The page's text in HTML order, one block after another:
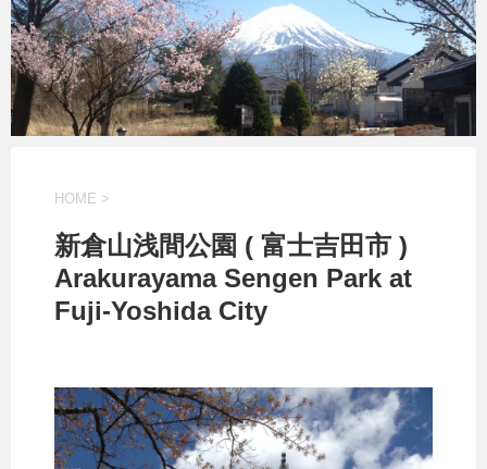
HOME >
新倉山浅間公園 ( 富士吉田市 )
Arakurayama Sengen Park at
Fuji-Yoshida City